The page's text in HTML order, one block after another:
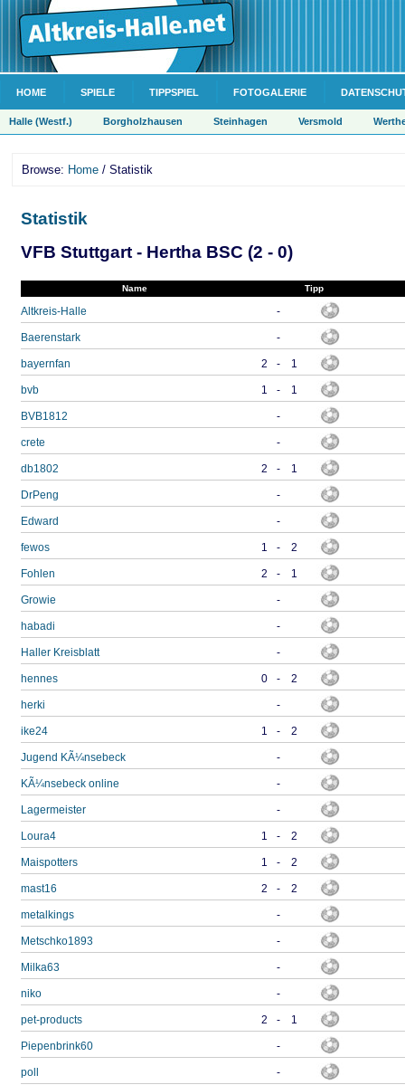
HOME SPIELE TIPPSPIEL FOTOGALERIE
Halle (Westf.) Borgholzhausen Steinhagen Versmold
Browse: Home / Statistik
Statistik
VFB Stuttgart - Hertha BSC (2 - 0)
Name Tipp
Altkreis-Halle -
Baerenstark -
bayernfan 2 - 1
bvb 1 - 1
BVB1812 -
crete -
db1802 2 - 1
DrPeng -
Edward -
fewos 1 - 2
Fohlen 2 - 1
Growie -
habadi -
Haller Kreisblatt -
hennes 0 - 2
herki -
ike24 1 - 2
Jugend KÃ¼nsebeck -
KÃ¼nsebeck online -
Lagermeister -
Loura4 1 - 2
Maispotters 1 - 2
mast16 2 - 2
metalkings -
Metschko1893 -
Milka63 -
niko -
pet-products 2 - 1
Piepenbrink60 -
poll -